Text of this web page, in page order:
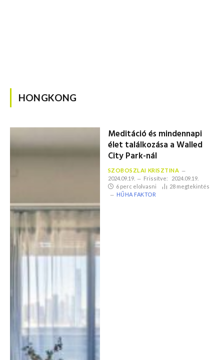
HONGKONG
Meditáció és mindennapi
élet találkozása a Walled
City Park-nál
SZOBOSZLAI KRISZTINA
2024.09.19.
Frissítve:
2024.09.19.
6 perc elolvasni
28 megtekintés
HŰHA FAKTOR